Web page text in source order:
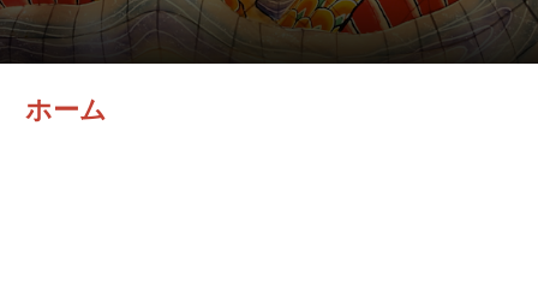
2024 Sponsors
2023 Sponsors
2019 スポンサー
ホーム